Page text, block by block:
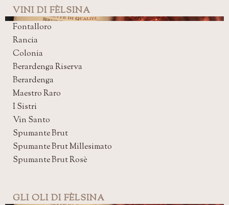
VINI DI FÈLSINA
Fontalloro
Rancia
Colonia
Berardenga Riserva
Berardenga
Maestro Raro
I Sistri
Vin Santo
Spumante Brut
Spumante Brut Millesimato
Spumante Brut Rosè
GLI OLI DI FÈLSINA